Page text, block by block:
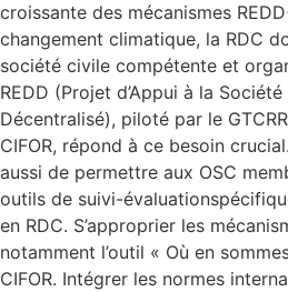
croissante des mécanismes
changement climatique, la RDC
société civile compétente et
REDD (Projet d’Appui à la
Décentralisé), piloté par le
CIFOR, répond à ce besoin
aussi de permettre aux OSC
outils de suivi-
en RDC. S’approprier les
notamment l’outil « Où en
CIFOR. Intégrer les normes